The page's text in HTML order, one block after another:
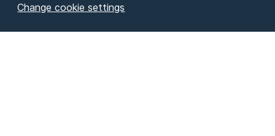
Change cookie settings